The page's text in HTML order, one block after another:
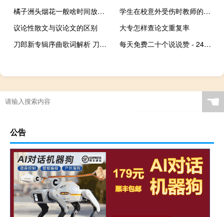
橘子洲头烟花一般啥时间放呀 橘子洲烟花燃放时间2023
学生在校意外受伤时教师的处理办法 学生伤害事故处理办法
议论性散文与议论文的区别
大专怎样查论文重复率
刀郎新专辑序曲歌词解析 刀郎新歌《序曲》歌词
每天免费二十个说说赞 - 24小时业务自助粉丝下单平台,点赞网站qq免费
☚
公告